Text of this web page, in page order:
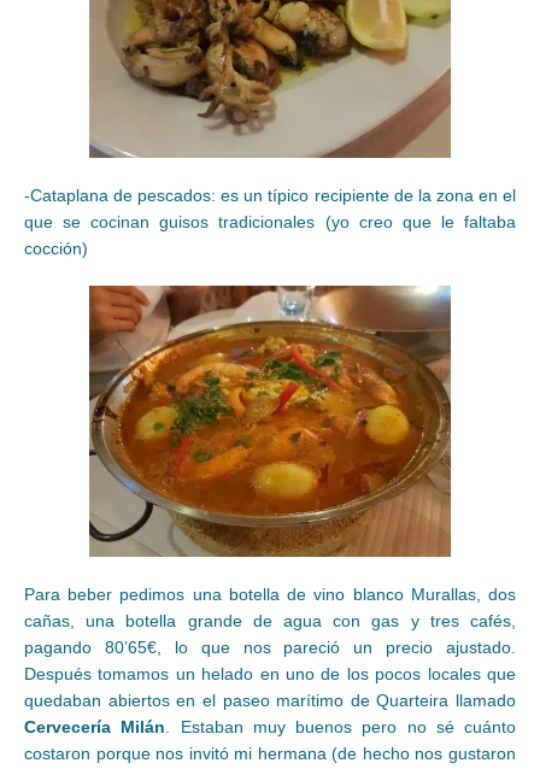
-Cataplana de pescados: es un típico recipiente de la zona en el
que se cocinan guisos tradicionales (yo creo que le faltaba
cocción)
Para beber pedimos una botella de vino blanco Murallas, dos
cañas, una botella grande de agua con gas y tres cafés,
pagando 80’65€, lo que nos pareció un precio ajustado.
Después tomamos un helado en uno de los pocos locales que
quedaban abiertos en el paseo marítimo de Quarteira llamado
Cervecería Milán. Estaban muy buenos pero no sé cuánto
costaron porque nos invitó mi hermana (de hecho nos gustaron